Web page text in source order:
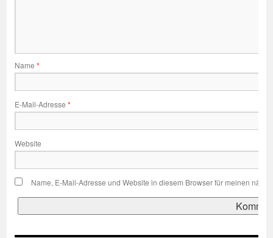
Name *
E-Mail-Adresse *
Website
Name, E-Mail-Adresse und Website in diesem Browser für meinen